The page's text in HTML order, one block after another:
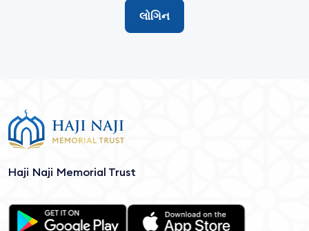
લોગિન
Haji Naji Memorial Trust